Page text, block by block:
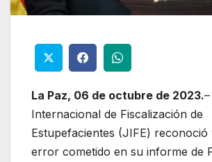
La Paz, 06 de octubre de 2023.
Internacional de Fiscalización de
Estupefacientes (JIFE) reconoció
error cometido en su informe de